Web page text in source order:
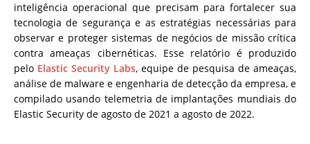
inteligência operacional que precisam para fortalecer sua
tecnologia de segurança e as estratégias necessárias para
observar e proteger sistemas de negócios de missão crítica
contra ameaças cibernéticas. Esse relatório é produzido
pelo Elastic Security Labs, equipe de pesquisa de ameaças,
análise de malware e engenharia de detecção da empresa, e
compilado usando telemetria de implantações mundiais do
Elastic Security de agosto de 2021 a agosto de 2022.